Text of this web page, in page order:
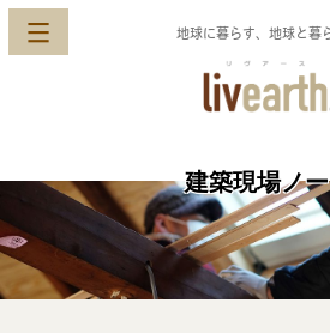
地球に暮らす、地球と暮
建築現場ノ